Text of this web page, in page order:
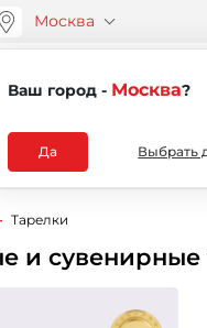
Москва
Ваш город - Москва?
Да Выбрать
+7 (495) 730-51-48
Каталог
Тарелки
и сувенирные